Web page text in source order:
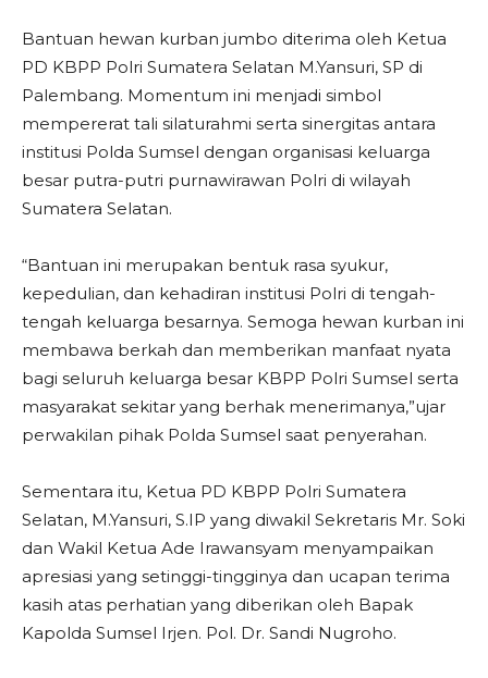
Bantuan hewan kurban jumbo diterima oleh Ketua
PD KBPP Polri Sumatera Selatan M.Yansuri, SP di
Palembang. Momentum ini menjadi simbol
mempererat tali silaturahmi serta sinergitas antara
institusi Polda Sumsel dengan organisasi keluarga
besar putra-putri purnawirawan Polri di wilayah
Sumatera Selatan.
“Bantuan ini merupakan bentuk rasa syukur,
kepedulian, dan kehadiran institusi Polri di tengah-
tengah keluarga besarnya. Semoga hewan kurban ini
membawa berkah dan memberikan manfaat nyata
bagi seluruh keluarga besar KBPP Polri Sumsel serta
masyarakat sekitar yang berhak menerimanya,”ujar
perwakilan pihak Polda Sumsel saat penyerahan.
Sementara itu, Ketua PD KBPP Polri Sumatera
Selatan, M.Yansuri, S.IP yang diwakil Sekretaris Mr. Soki
dan Wakil Ketua Ade Irawansyam menyampaikan
apresiasi yang setinggi-tingginya dan ucapan terima
kasih atas perhatian yang diberikan oleh Bapak
Kapolda Sumsel Irjen. Pol. Dr. Sandi Nugroho.